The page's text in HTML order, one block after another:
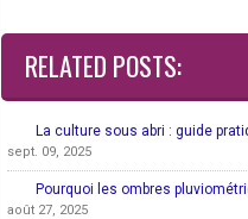
RELATED POSTS:
La culture sous abri : guide
sept. 09, 2025
Pourquoi les ombres
août 27, 2025